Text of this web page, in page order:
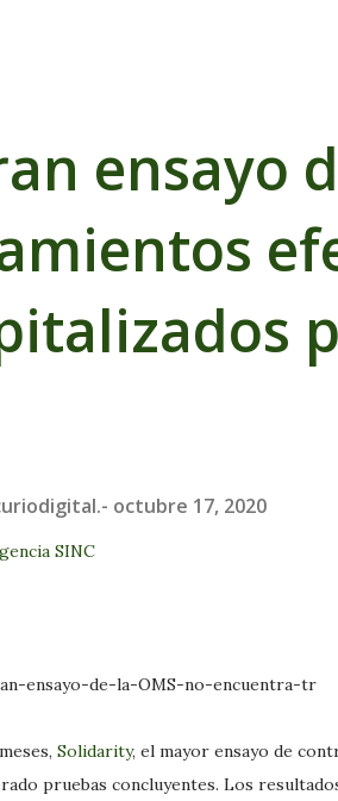
ensayo
octubre 17, 2020
gencia SINC
Solidarity, el mayor ensayo de
pruebas concluyentes. Los